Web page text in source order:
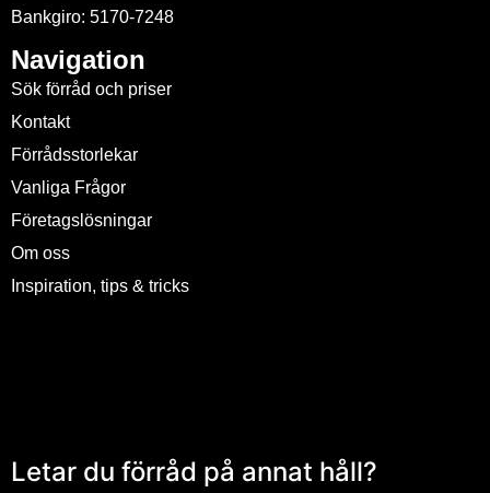
Bankgiro: 5170-7248
Navigation
Sök förråd och priser
Kontakt
Förrådsstorlekar
Vanliga Frågor
Företagslösningar
Om oss
Inspiration, tips & tricks
Letar du förråd på annat håll?